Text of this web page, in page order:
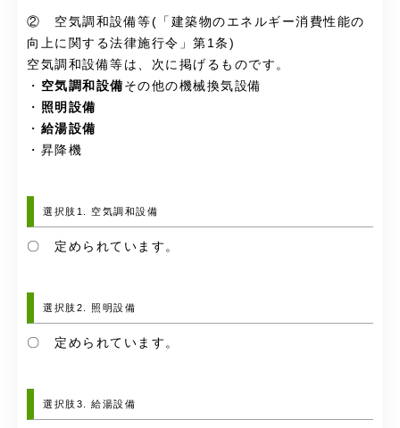
② 空気調和設備等(「建築物のエネルギー消費性能の
向上に関する法律施行令」第1条)
空気調和設備等は、次に掲げるものです。
・ 空気調和設備 その他の機械換気設備
・ 照明設備
・ 給湯設備
・昇降機
選択肢1. 空気調和設備
〇 定められています。
選択肢2. 照明設備
〇 定められています。
選択肢3. 給湯設備